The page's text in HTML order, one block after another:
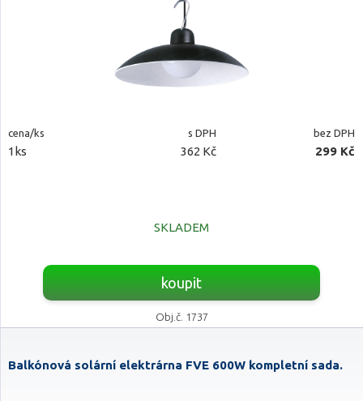
cena/ks s DPH bez DPH
1ks 362 Kč 299 Kč
SKLADEM
koupit
Obj.č. 1737
Balkónová solární elektrárna FVE 600W kompletní sada.